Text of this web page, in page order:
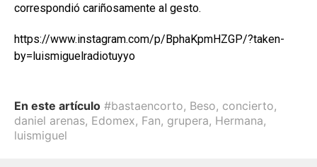
correspondió cariñosamente al gesto.
https://www.instagram.com/p/BphaKpmHZGP/?taken-
by=luismiguelradiotuyyo
En este artículo #bastaencorto, Beso, concierto,
daniel arenas, Edomex, Fan, grupera, Hermana,
luismiguel